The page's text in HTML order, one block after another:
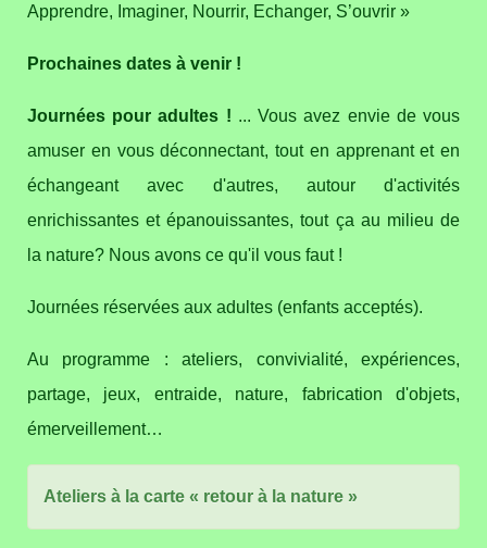
Prochaines dates à venir !
Journées pour adultes ! ... Vous avez envie de vous
amuser en vous déconnectant, tout en apprenant et en
échangeant avec d'autres, autour d'activités
enrichissantes et épanouissantes, tout ça au milieu de
la nature? Nous avons ce qu'il vous faut !
Journées réservées aux adultes (enfants acceptés).
Au programme : ateliers, convivialité, expériences,
partage, jeux, entraide, nature, fabrication d'objets,
émerveillement…
Ateliers à la carte « retour à la nature »